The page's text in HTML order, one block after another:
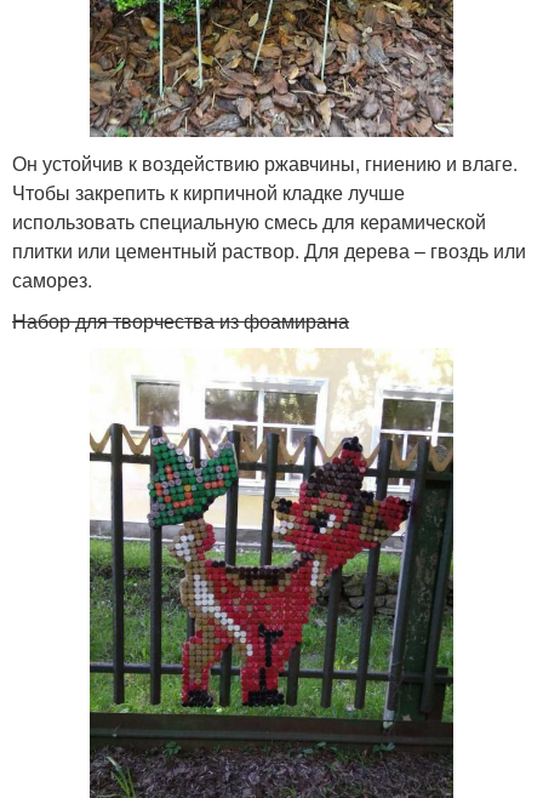
Он устойчив к воздействию ржавчины, гниению и влаге.
Чтобы закрепить к кирпичной кладке лучше
использовать специальную смесь для керамической
плитки или цементный раствор. Для дерева – гвоздь или
саморез.
Набор для творчества из фоамирана